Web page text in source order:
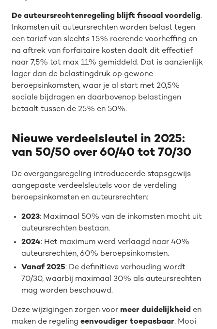
De auteursrechtenregeling blijft fiscaal voordelig.
Inkomsten uit auteursrechten worden belast tegen
een tarief van slechts 15% roerende voorheffing en
na aftrek van forfaitaire kosten daalt dit effectief
naar 7,5% tot max 11% gemiddeld. Dat is aanzienlijk
lager dan de belastingdruk op gewone
beroepsinkomsten, waar je al start met 20,5%
sociale bijdragen en daarbovenop belastingen
betaalt tussen de 25% en 50%.
Nieuwe verdeelsleutel in 2025:
van 50/50 over 60/40 tot 70/30
De overgangsregeling introduceerde stapsgewijs
aangepaste verdeelsleutels voor de verdeling
beroepsinkomsten en auteursrechten:
2023: Maximaal 50% van de inkomsten mocht uit
auteursrechten bestaan.
2024: Het maximum werd verlaagd naar 40%
auteursrechten, 60% beroepsinkomsten.
Vanaf 2025: De definitieve verhouding wordt
70/30, waarbij maximaal 30% als auteursrechten
mag worden beschouwd.
Deze wijzigingen zorgen voor meer duidelijkheid en
maken de regeling eenvoudiger toepasbaar. Mooi